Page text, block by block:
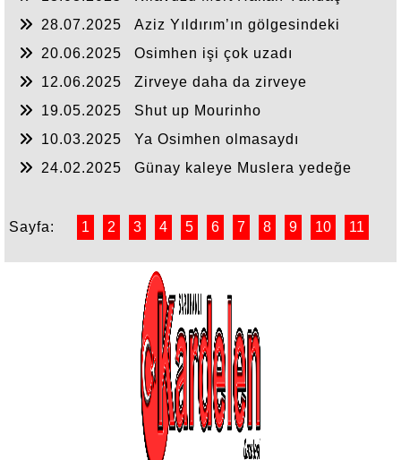
28.07.2025
Aziz Yıldırım’ın gölgesindeki
20.06.2025
Osimhen işi çok uzadı
12.06.2025
Zirveye daha da zirveye
19.05.2025
Shut up Mourinho
10.03.2025
Ya Osimhen olmasaydı
24.02.2025
Günay kaleye Muslera yedeğe
Sayfa: 1 2 3 4 5 6 7 8 9 10 11